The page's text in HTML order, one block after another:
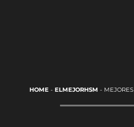
HOME- ELMEJORHSM -